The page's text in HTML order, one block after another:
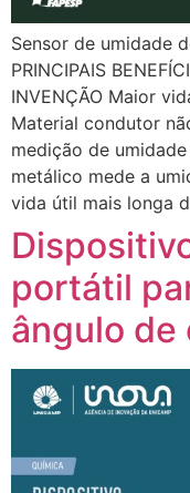
Sensor de umidade
PRINCIPAIS
INVENÇÃO Maior
Material condutor
medição de
metálico mede a
vida útil mais longa
portátil
ângulo de